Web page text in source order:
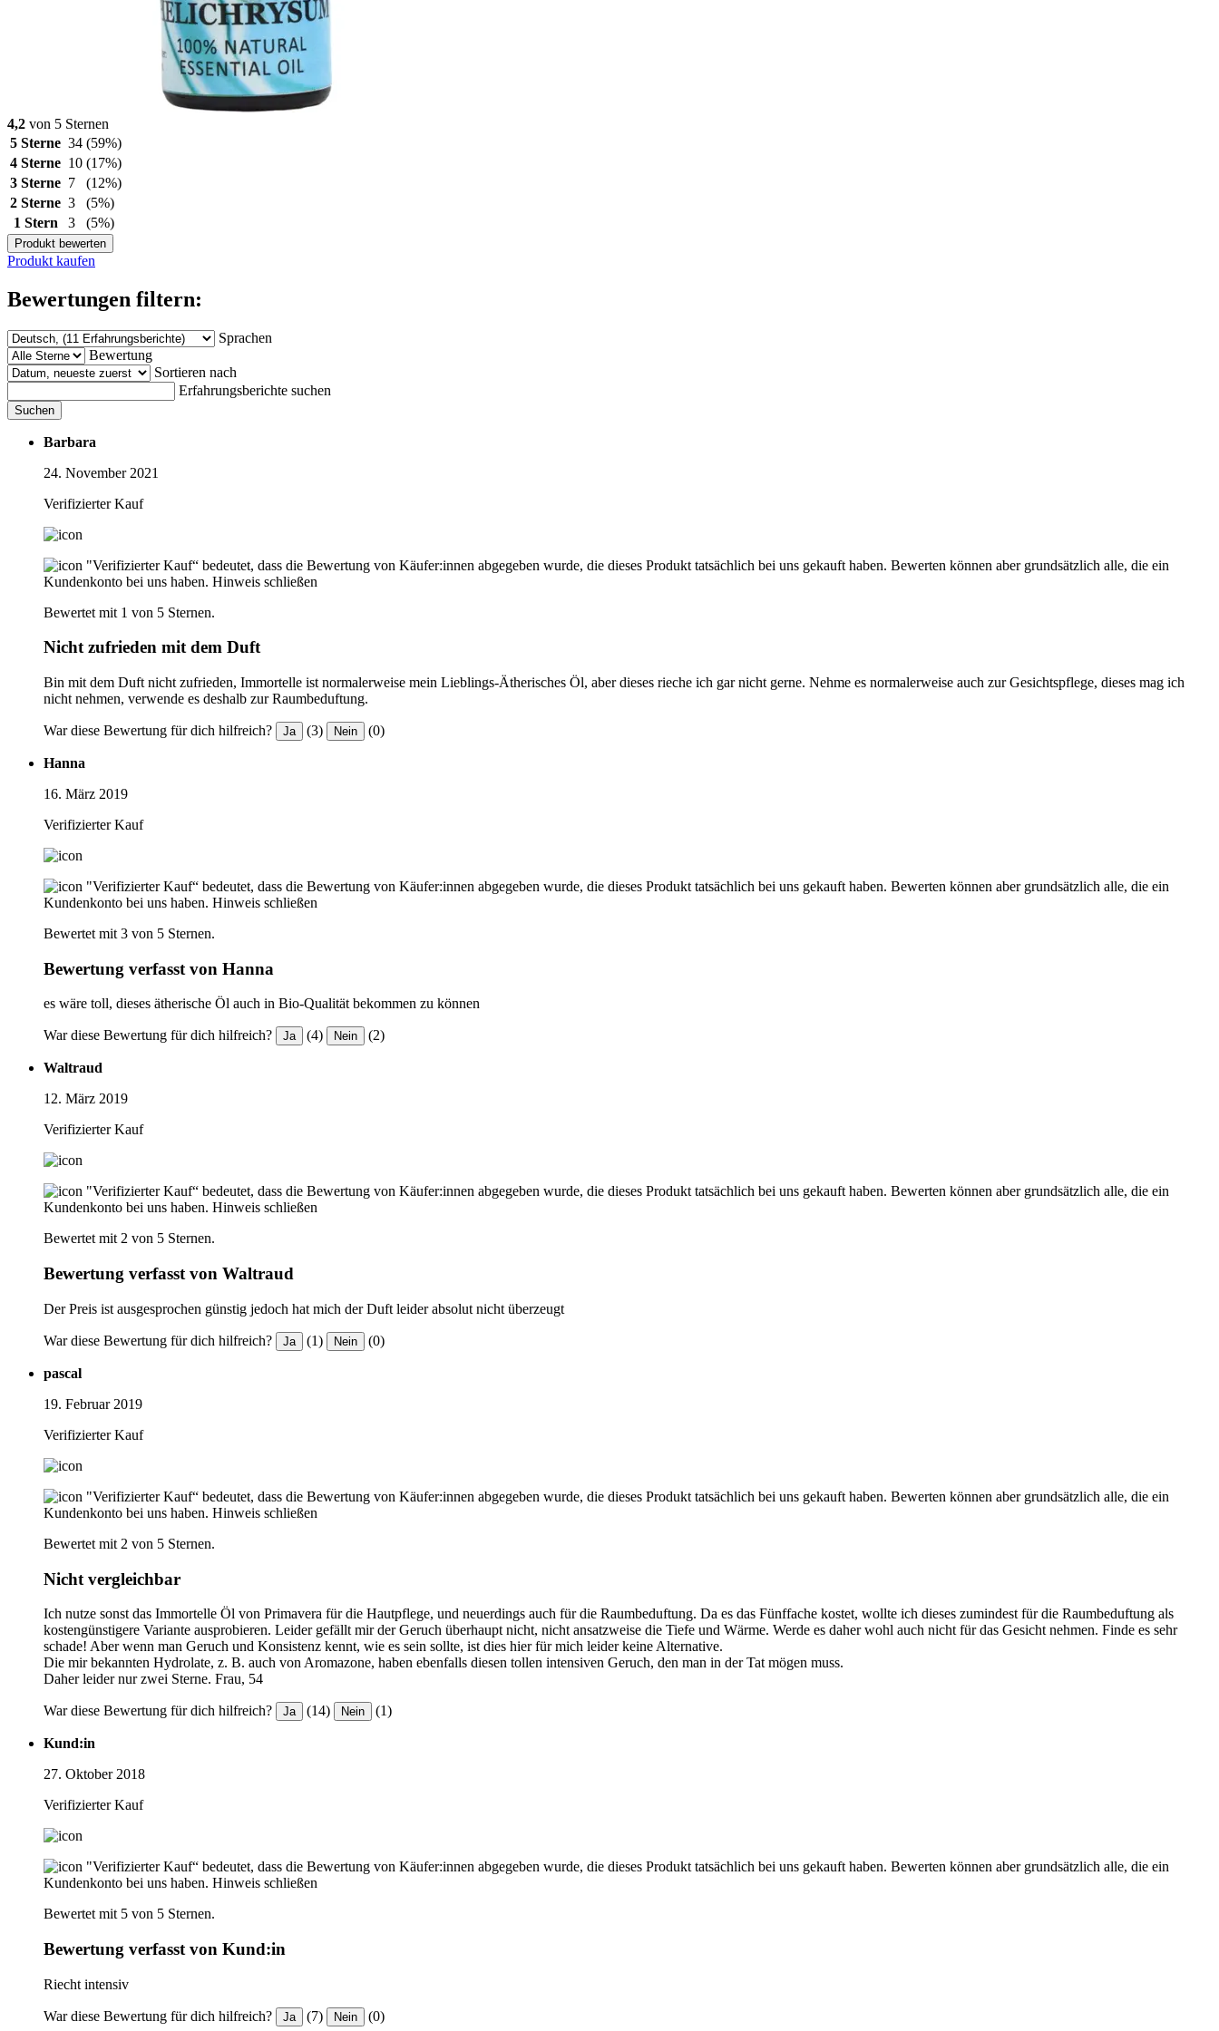
4,2 von 5 Sternen
5 Sterne 34 (59%)
4 Sterne 10 (17%)
3 Sterne 7
(12%)
2 Sterne 3
(5%)
1 Stern
3 (5%)
Produkt bewerten
Produkt kaufen
Bewertungen filtern:
Sprachen
Bewertung
Sortieren nach
Erfahrungsberichte suchen
Suchen
Barbara
24. November 2021
Verifizierter Kauf
"Verifizierter Kauf“ bedeutet, dass die Bewertung von Käufer:innen abgegeben wurde, die dieses Produkt tatsächlich bei uns gekauft haben. Bewerten können aber grundsätzlich alle, die ein
Kundenkonto bei uns haben. Hinweis schließen
Bewertet mit 1 von 5 Sternen.
Nicht zufrieden mit dem Duft
Bin mit dem Duft nicht zufrieden, Immortelle ist normalerweise mein Lieblings-Ätherisches Öl, aber dieses rieche ich gar nicht gerne. Nehme es normalerweise auch zur Gesichtspflege, dieses mag ich
nicht nehmen, verwende es deshalb zur Raumbeduftung.
War diese Bewertung für dich hilfreich? Ja (3) Nein (0)
Hanna
16. März 2019
Verifizierter Kauf
"Verifizierter Kauf“ bedeutet, dass die Bewertung von Käufer:innen abgegeben wurde, die dieses Produkt tatsächlich bei uns gekauft haben. Bewerten können aber grundsätzlich alle, die ein
Kundenkonto bei uns haben. Hinweis schließen
Bewertet mit 3 von 5 Sternen.
Bewertung verfasst von Hanna
es wäre toll, dieses ätherische Öl auch in Bio-Qualität bekommen zu können
War diese Bewertung für dich hilfreich? Ja (4) Nein (2)
Waltraud
12. März 2019
Verifizierter Kauf
"Verifizierter Kauf“ bedeutet, dass die Bewertung von Käufer:innen abgegeben wurde, die dieses Produkt tatsächlich bei uns gekauft haben. Bewerten können aber grundsätzlich alle, die ein
Kundenkonto bei uns haben. Hinweis schließen
Bewertet mit 2 von 5 Sternen.
Bewertung verfasst von Waltraud
Der Preis ist ausgesprochen günstig jedoch hat mich der Duft leider absolut nicht überzeugt
War diese Bewertung für dich hilfreich? Ja (1) Nein (0)
pascal
19. Februar 2019
Verifizierter Kauf
"Verifizierter Kauf“ bedeutet, dass die Bewertung von Käufer:innen abgegeben wurde, die dieses Produkt tatsächlich bei uns gekauft haben. Bewerten können aber grundsätzlich alle, die ein
Kundenkonto bei uns haben. Hinweis schließen
Bewertet mit 2 von 5 Sternen.
Nicht vergleichbar
Ich nutze sonst das Immortelle Öl von Primavera für die Hautpflege, und neuerdings auch für die Raumbeduftung. Da es das Fünffache kostet, wollte ich dieses zumindest für die Raumbeduftung als
kostengünstigere Variante ausprobieren. Leider gefällt mir der Geruch überhaupt nicht, nicht ansatzweise die Tiefe und Wärme. Werde es daher wohl auch nicht für das Gesicht nehmen. Finde es sehr
schade! Aber wenn man Geruch und Konsistenz kennt, wie es sein sollte, ist dies hier für mich leider keine Alternative.
Die mir bekannten Hydrolate, z. B. auch von Aromazone, haben ebenfalls diesen tollen intensiven Geruch, den man in der Tat mögen muss.
Daher leider nur zwei Sterne. Frau, 54
War diese Bewertung für dich hilfreich? Ja (14) Nein (1)
Kund:in
27. Oktober 2018
Verifizierter Kauf
"Verifizierter Kauf“ bedeutet, dass die Bewertung von Käufer:innen abgegeben wurde, die dieses Produkt tatsächlich bei uns gekauft haben. Bewerten können aber grundsätzlich alle, die ein
Kundenkonto bei uns haben. Hinweis schließen
Bewertet mit 5 von 5 Sternen.
Bewertung verfasst von Kund:in
Riecht intensiv
War diese Bewertung für dich hilfreich? Ja (7) Nein (0)